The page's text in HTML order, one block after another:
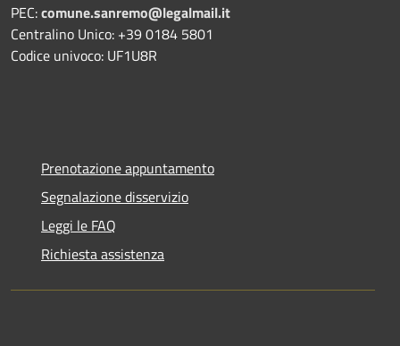
PEC:comune.sanremo@legalmail.it
Centralino Unico: +39 0184 5801
Codice univoco: UF1U8R
Prenotazione appuntamento
Segnalazione disservizio
Leggi le FAQ
Richiesta assistenza